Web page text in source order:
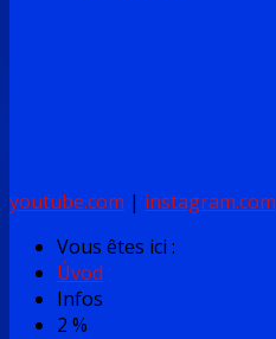
youtube.com | instagram.com
Vous êtes ici :
Úvod
Infos
2 %